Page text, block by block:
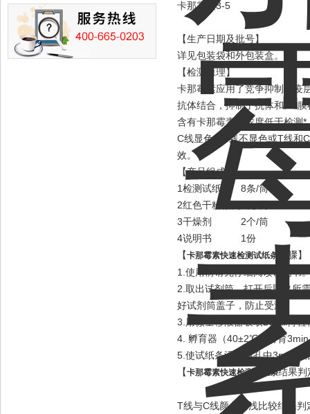
卡那霉素3-5
【生产日期及批号】
详见包装袋和外包装盒。
【检测原理】
卡那霉素应用了竞争抑制免疫
抗体结合，抑制了抗体和NC
含有卡那霉素或浓度低于检测
C线显色或T线不显色或T线和
效。
【产品组成】
1检测试纸条
8条/筒
2红色干粉微孔
3干燥剂
2个/筒
4说明书
1份
【卡那霉素快速检测试纸条
步骤】
1.使用前请先仔细阅读说明书
2.取出试剂筒，打开后取出所
好试剂筒盖子，防止受潮。
3.用微量移液器吸取200µl待
4. 孵育器（40±2℃）孵育3min
5.使试纸条浸在微孔中3min后
【卡那霉素快速检测试纸条结果判
T线与C线颜色深浅比较结果判